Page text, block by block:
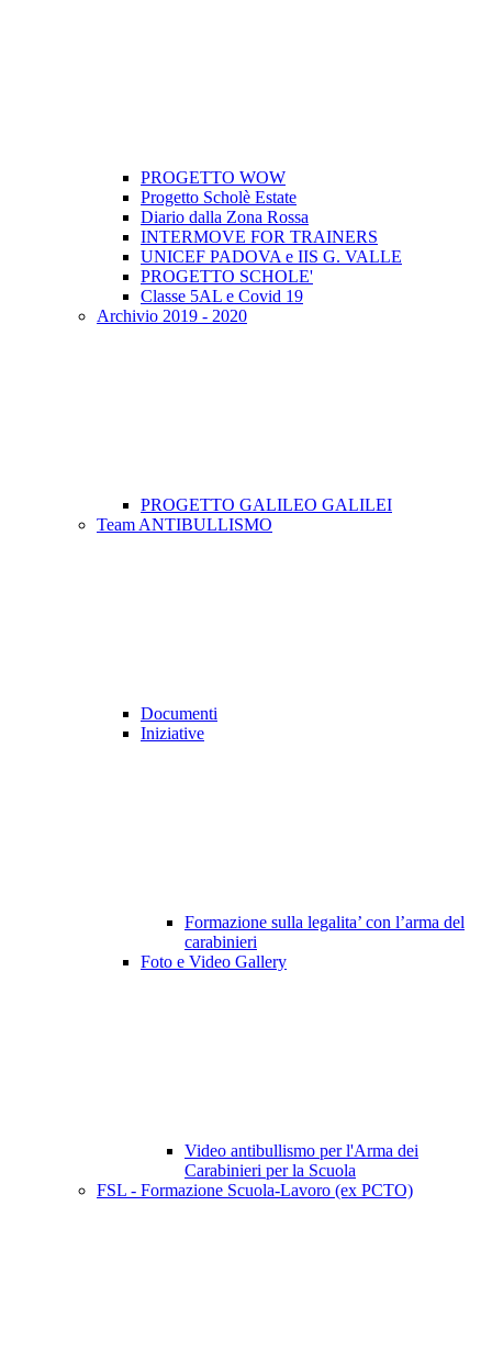
PROGETTO WOW
Progetto Scholè Estate
Diario dalla Zona Rossa
INTERMOVE FOR TRAINERS
UNICEF PADOVA e IIS G. VALLE
PROGETTO SCHOLE'
Classe 5AL e Covid 19
Archivio 2019 - 2020
PROGETTO GALILEO GALILEI
Team ANTIBULLISMO
Documenti
Iniziative
Formazione sulla legalita’ con l’arma del
carabinieri
Foto e Video Gallery
Video antibullismo per l'Arma dei
Carabinieri per la Scuola
FSL - Formazione Scuola-Lavoro (ex PCTO)